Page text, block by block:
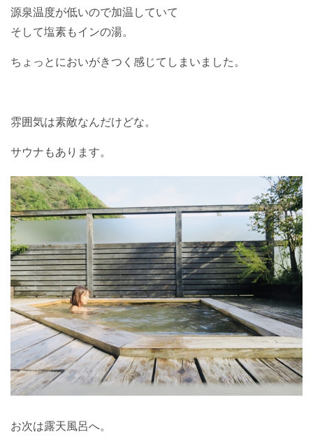
源泉温度が低いので加温していて
そして塩素もインの湯。
ちょっとにおいがきつく感じてしまいました。
雰囲気は素敵なんだけどな。
サウナもあります。
お次は露天風呂へ。